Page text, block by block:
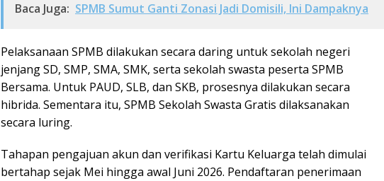
Baca Juga: SPMB Sumut Ganti Zonasi Jadi Domisili, Ini Dampaknya
Pelaksanaan SPMB dilakukan secara daring untuk sekolah negeri
jenjang SD, SMP, SMA, SMK, serta sekolah swasta peserta SPMB
Bersama. Untuk PAUD, SLB, dan SKB, prosesnya dilakukan secara
hibrida. Sementara itu, SPMB Sekolah Swasta Gratis dilaksanakan
secara luring.
Tahapan pengajuan akun dan verifikasi Kartu Keluarga telah dimulai
bertahap sejak Mei hingga awal Juni 2026. Pendaftaran penerimaan